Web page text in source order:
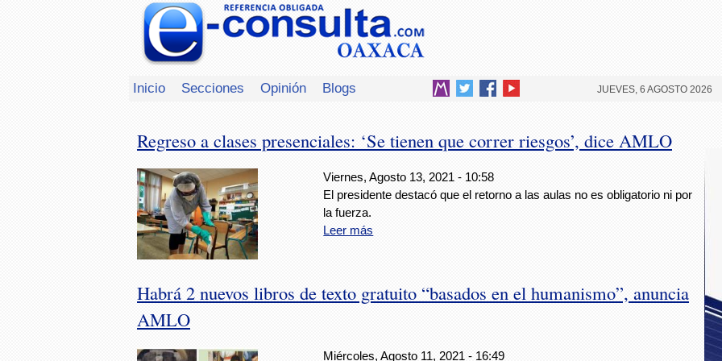
Inicio Secciones Opinión Blogs JUEVES, 6 AGOSTO 2026
Regreso a clases presenciales: ‘Se tienen que correr riesgos’, dice AMLO
Viernes, Agosto 13, 2021 - 10:58
El presidente destacó que el retorno a las aulas no es obligatorio ni por
la fuerza.
Leer más
Habrá 2 nuevos libros de texto gratuito “basados en el humanismo”, anuncia
AMLO
Miércoles, Agosto 11, 2021 - 16:49